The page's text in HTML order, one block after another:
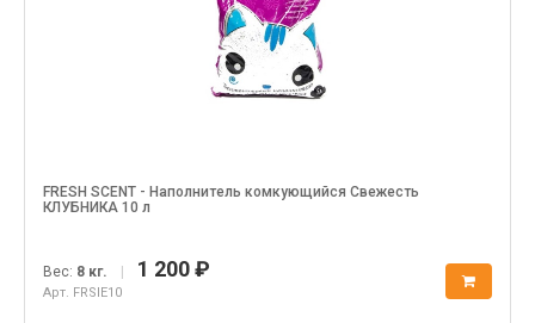
FRESH SCENT - Наполнитель комкующийся Свежесть
КЛУБНИКА 10 л
Вес: 8 кг. | 1 200 ₽
Арт. FRSIE10